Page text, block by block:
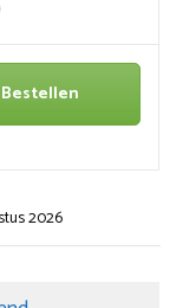
Bestellen
2026